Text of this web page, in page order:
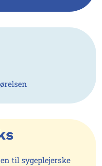
til sygeplejerske